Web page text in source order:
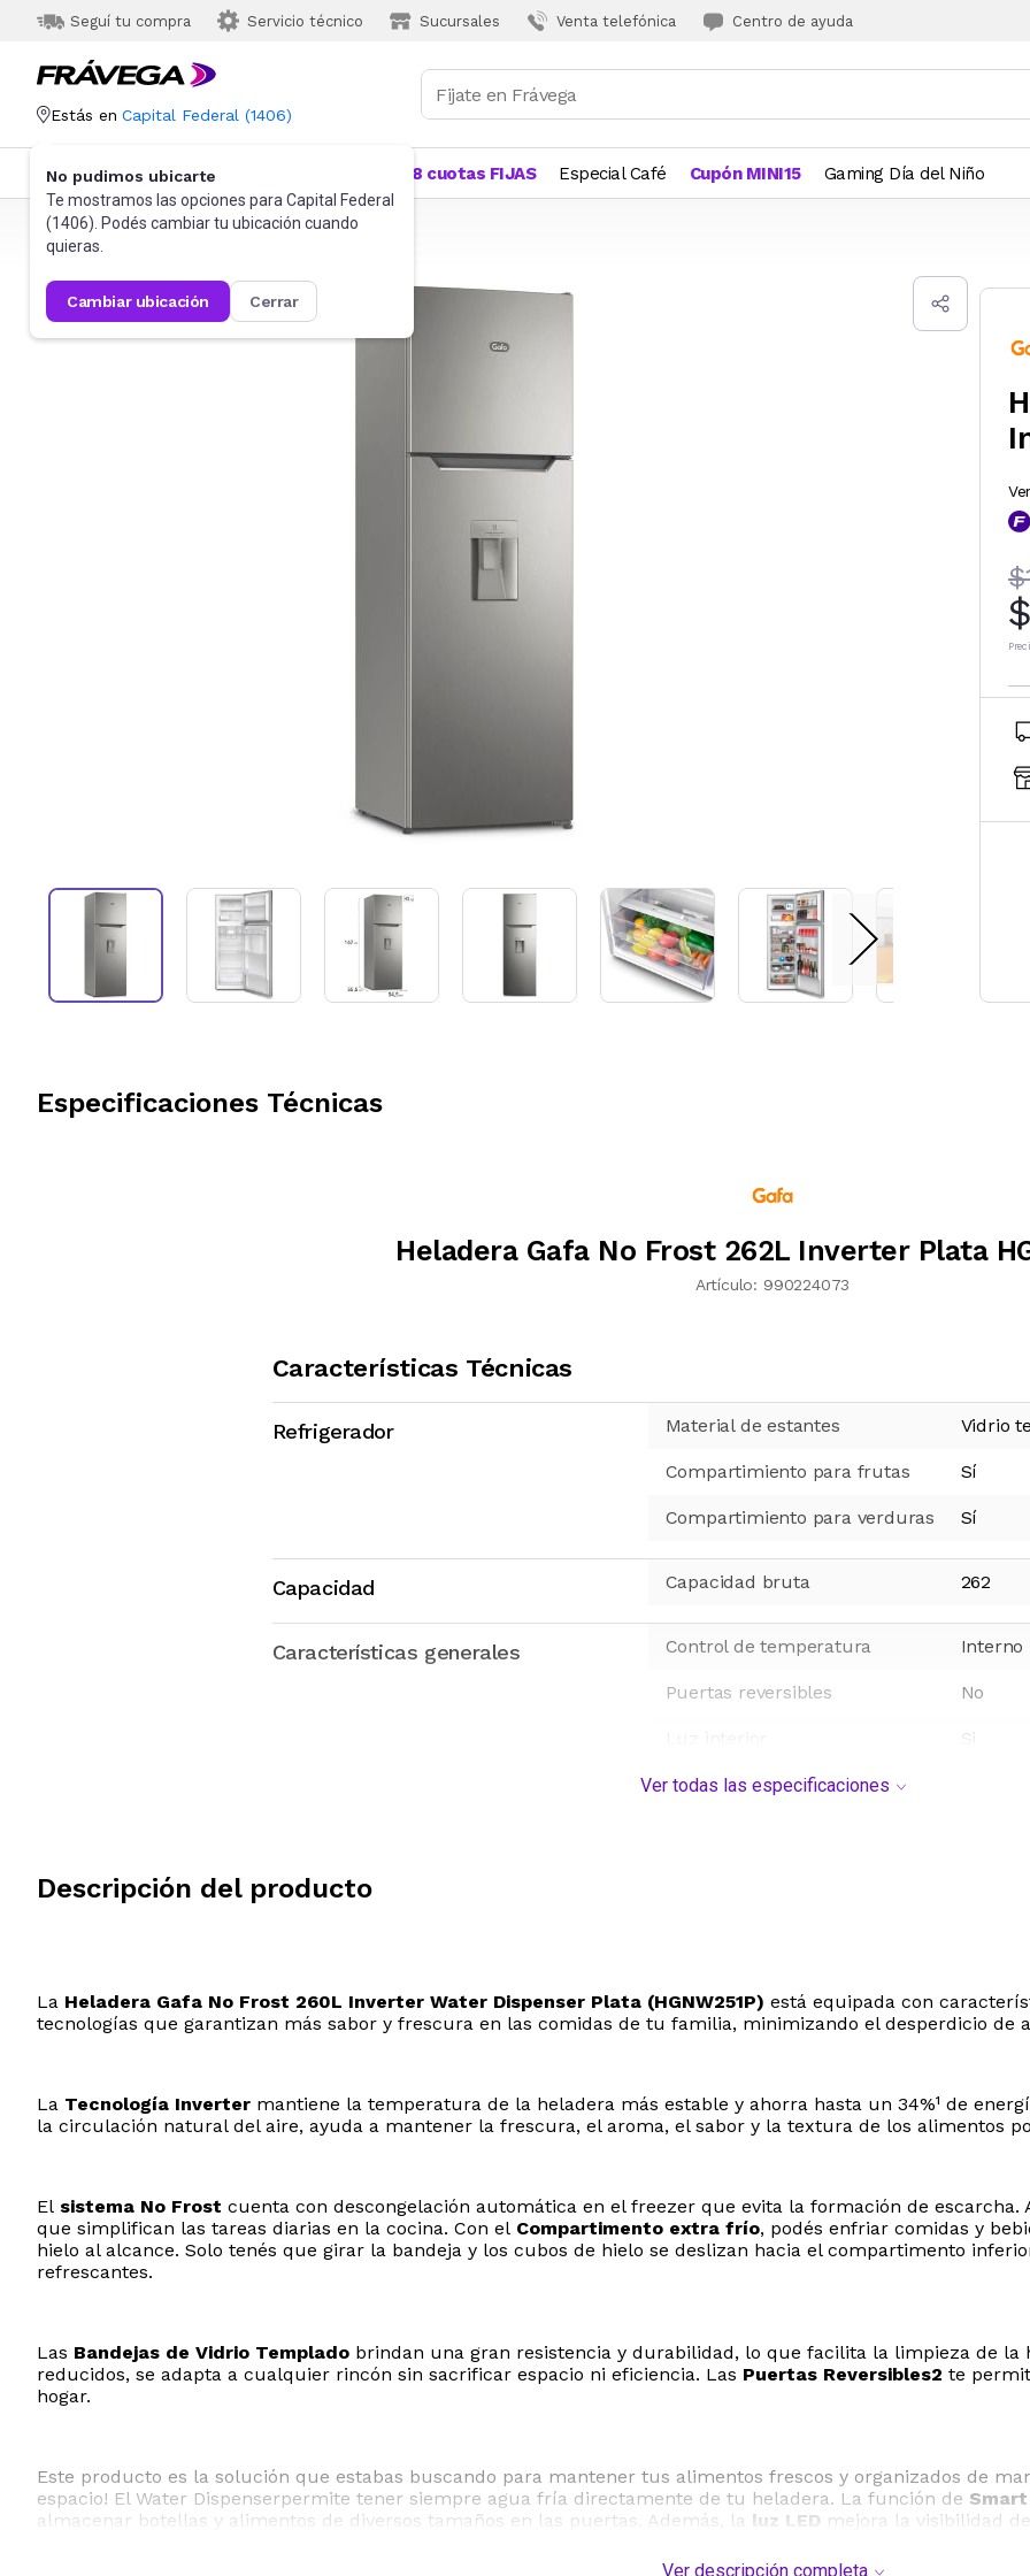
Seguí tu compra Servicio técnico Sucursales Venta telefónica Centro de ayuda
Estás en Capital Federal (1406)
No pudimos ubicarte
Te mostramos las opciones para Capital Federal
(1406). Podés cambiar tu ubicación cuando
quieras.
cambiar ubicación cerrar
Categorías Más Vendidos 18 cuotas FIJAS Especial Café Cupón MINI15 Gaming Día del Niño
Frávega Heladeras, Freezers y Cavas Heladeras
Especificaciones Técnicas
Heladera Gafa No Frost 262L Inverter Plata
Artículo: 990224073
Características Técnicas
Refrigerador Material de estantes Vidrio
Compartimiento para frutas Sí
Compartimiento para verduras Sí
Capacidad Capacidad bruta 262
Características generales Control de temperatura Interno
Puertas reversibles No
Si
Color
Alto 167 cm
Modelo y origen Modelo
Ver todas las especificaciones
Descripción del producto
La Heladera Gafa No Frost 260L Inverter Water Dispenser Plata (HGNW251P) está equipada con
tecnologías que garantizan más sabor y frescura en las comidas de tu familia, minimizando el desperdicio de
La Tecnología Inverter mantiene la temperatura de la heladera más estable y ahorra hasta un 34%¹ de
la circulación natural del aire, ayuda a mantener la frescura, el aroma, el sabor y la textura de los alimentos
El sistema No Frost cuenta con descongelación automática en el freezer que evita la formación de
que simplifican las tareas diarias en la cocina. Con el Compartimento extra frío, podés enfriar comidas y
hielo al alcance. Solo tenés que girar la bandeja y los cubos de hielo se deslizan hacia el compartimento
refrescantes.
Las Bandejas de Vidrio Templado brindan una gran resistencia y durabilidad, lo que facilita la limpieza de la
reducidos, se adapta a cualquier rincón sin sacrificar espacio ni eficiencia. Las Puertas Reversibles2 te
hogar.
Este producto es la solución que estabas buscando para mantener tus alimentos frescos y organizados de
espacio! El Water Dispenserpermite tener siempre agua fría directamente de tu heladera. La función de
almacenar botellas y alimentos de diversos tamaños en las puertas. Además, la luz LED mejora la visibilidad
Ver descripción completa